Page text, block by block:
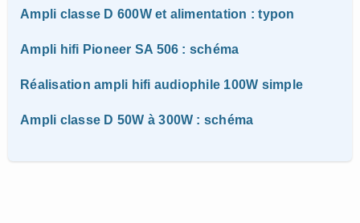
Ampli classe D 600W et alimentation : typon
Ampli hifi Pioneer SA 506 : schéma
Réalisation ampli hifi audiophile 100W simple
Ampli classe D 50W à 300W : schéma